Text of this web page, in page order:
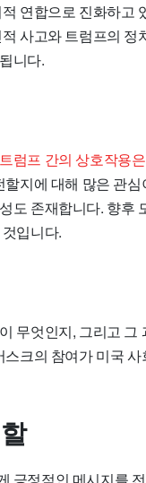
연합으로 진화하고
사고와 트럼프의
니다.
럼프 간의 상호작용
지에 대해 많은 관
도 존재합니다. 향후
입니다.
무엇인지, 그리고
크의 참여가 미국